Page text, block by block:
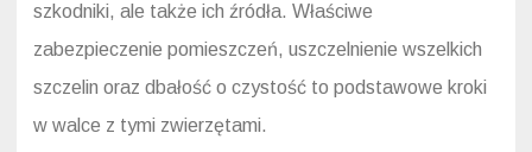
szkodniki, ale także ich źródła. Właściwe
zabezpieczenie pomieszczeń, uszczelnienie wszelkich
szczelin oraz dbałość o czystość to podstawowe kroki
w walce z tymi zwierzętami.